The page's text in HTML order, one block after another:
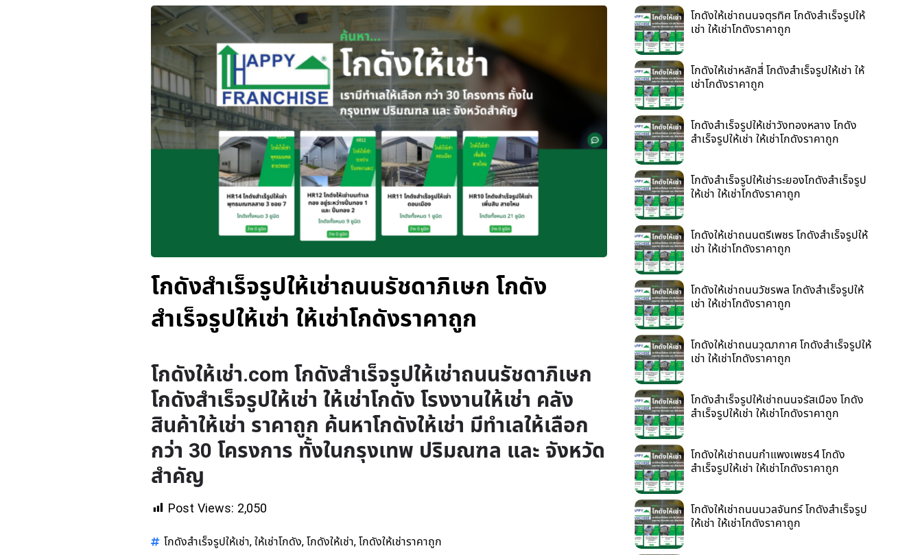
โกดังสำเร็จรูปให้เช่าถนนรัชดาภิเษก โกดัง
สำเร็จรูปให้เช่า ให้เช่าโกดังราคาถูก
โกดังให้เช่า.com โกดังสำเร็จรูปให้เช่าถนนรัชดาภิเษก
โกดังสำเร็จรูปให้เช่า ให้เช่าโกดัง โรงงานให้เช่า คลัง
สินค้าให้เช่า ราคาถูก ค้นหาโกดังให้เช่า มีทำเลให้เลือก
กว่า 30 โครงการ ทั้งในกรุงเทพ ปริมณฑล และ จังหวัด
สำคัญ
Post Views: 2,050
โกดังสำเร็จรูปให้เช่า, ให้เช่าโกดัง, โกดังให้เช่า, โกดังให้เช่าราคาถูก
โกดังให้เช่าถนนจตุรทิศ โกดังสำเร็จรูปให้
เช่า ให้เช่าโกดังราคาถูก
โกดังให้เช่าหลักสี่ โกดังสำเร็จรูปให้เช่า ให้
เช่าโกดังราคาถูก
โกดังสำเร็จรูปให้เช่าวังทองหลาง โกดัง
สำเร็จรูปให้เช่า ให้เช่าโกดังราคาถูก
โกดังสำเร็จรูปให้เช่าระยองโกดังสำเร็จรูป
ให้เช่า ให้เช่าโกดังราคาถูก
โกดังให้เช่าถนนตรีเพชร โกดังสำเร็จรูปให้
เช่า ให้เช่าโกดังราคาถูก
โกดังให้เช่าถนนวัชรพล โกดังสำเร็จรูปให้
เช่า ให้เช่าโกดังราคาถูก
โกดังให้เช่าถนนวุฒากาศ โกดังสำเร็จรูปให้
เช่า ให้เช่าโกดังราคาถูก
โกดังสำเร็จรูปให้เช่าถนนจรัสเมือง โกดัง
สำเร็จรูปให้เช่า ให้เช่าโกดังราคาถูก
โกดังให้เช่าถนนกำแพงเพชร4 โกดัง
สำเร็จรูปให้เช่า ให้เช่าโกดังราคาถูก
โกดังให้เช่าถนนนวลจันทร์ โกดังสำเร็จรูป
ให้เช่า ให้เช่าโกดังราคาถูก